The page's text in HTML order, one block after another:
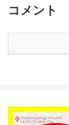
コメント